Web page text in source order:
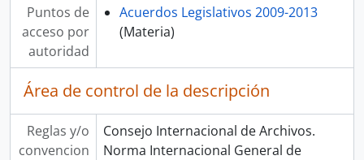
Puntos de
acceso por
autoridad
Acuerdos Legislativos 2009-2013
(Materia)
Área de control de la descripción
Reglas y/o
convencion
Consejo Internacional de Archivos.
Norma Internacional General de